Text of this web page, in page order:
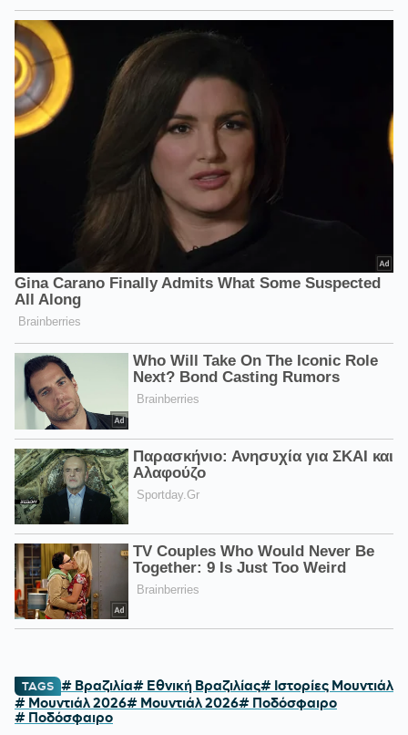
TAGS # Βραζιλία# Εθνική Βραζιλίας# Ιστορίες Μουντιάλ
# Μουντιάλ 2026# Μουντιάλ 2026# Ποδόσφαιρο
# Ποδόσφαιρο